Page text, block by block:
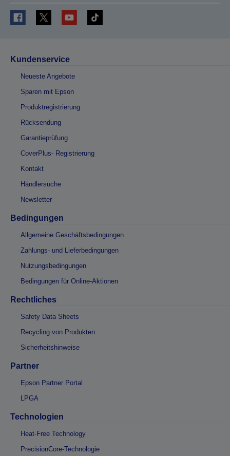
Kundenservice
Neueste Angebote
Sparen mit Epson
Produktregistrierung
Rücksendung
Garantieprüfung
CoverPlus- Registrierung
Kontakt
Händlersuche
Newsletter
Bedingungen
Allgemeine Geschäftsbedingungen
Zahlungs- und Lieferbedingungen
Nutzungsbedingungen
Bedingungen für Online-Aktionen
Rechtliches
Safety Data Sheets
Recycling von Produkten
Sicherheitshinweise
Partner
Epson Partner Portal
LPGA
Technologien
Heat-Free Technology
PrecisionCore-Technologie